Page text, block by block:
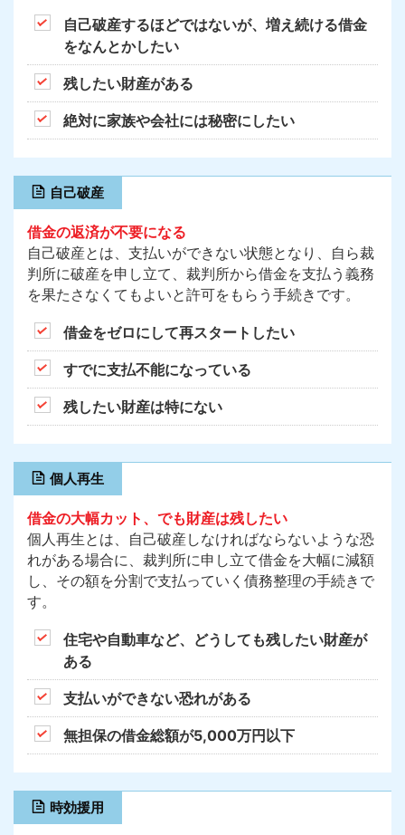
自己破産するほどではないが、増え続ける借金
をなんとかしたい
残したい財産がある
絶対に家族や会社には秘密にしたい
自己破産
借金の返済が不要になる
自己破産とは、支払いができない状態となり、自ら裁
判所に破産を申し立て、裁判所から借金を支払う義務
を果たさなくてもよいと許可をもらう手続きです。
借金をゼロにして再スタートしたい
すでに支払不能になっている
残したい財産は特にない
個人再生
借金の大幅カット、でも財産は残したい
個人再生とは、自己破産しなければならないような恐
れがある場合に、裁判所に申し立て借金を大幅に減額
し、その額を分割で支払っていく債務整理の手続きで
す。
住宅や自動車など、どうしても残したい財産が
ある
支払いができない恐れがある
無担保の借金総額が5,000万円以下
時効援用